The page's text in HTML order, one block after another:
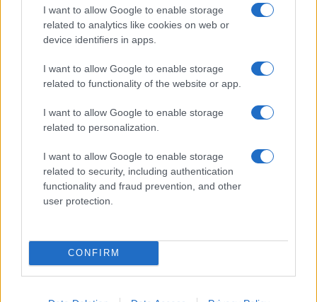
I want to allow Google to enable storage
related to analytics like cookies on web or
device identifiers in apps.
I want to allow Google to enable storage
related to functionality of the website or app.
I want to allow Google to enable storage
related to personalization.
I want to allow Google to enable storage
related to security, including authentication
functionality and fraud prevention, and other
user protection.
CONFIRM
27/11/2020 - 08:21
Υπουργείο Εργασίας: Ποιά
επιδόματα πληρώνονται αύριο –
26/11/2020 - 19:28
Επίδομα 800 ευρώ: Ποιοί θα
πληρωθούν πρώτοι
Επίδομα 800 ευρώ: Πότε για πώς
θα γίνουν οι πληρωμές
25/11/2020 - 14:09